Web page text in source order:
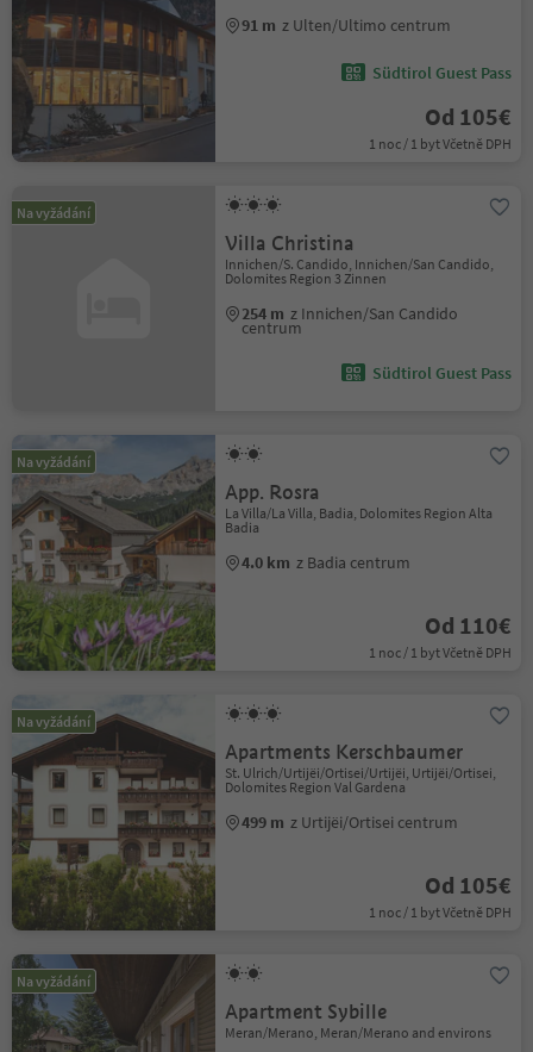
91 m z Ulten/Ultimo centrum
Südtirol Guest Pass
Od 105€
1 noc / 1 byt Včetně DPH
Na vyžádání
Villa Christina
Innichen/S. Candido, Innichen/San Candido,
Dolomites Region 3 Zinnen
254 m z Innichen/San Candido
centrum
Südtirol Guest Pass
Na vyžádání
App. Rosra
La Villa/La Villa, Badia, Dolomites Region Alta
Badia
4.0 km z Badia centrum
Od 110€
1 noc / 1 byt Včetně DPH
Na vyžádání
Apartments Kerschbaumer
St. Ulrich/Urtijëi/Ortisei/Urtijëi, Urtijëi/Ortisei,
Dolomites Region Val Gardena
499 m z Urtijëi/Ortisei centrum
Od 105€
1 noc / 1 byt Včetně DPH
Na vyžádání
Apartment Sybille
Meran/Merano, Meran/Merano and environs